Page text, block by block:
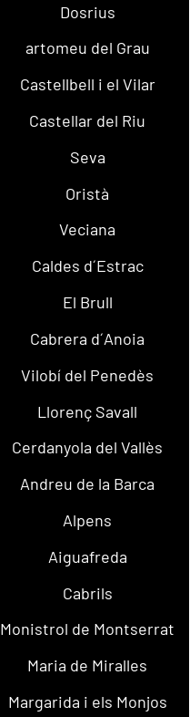
Dosrius
artomeu del Grau
Castellbell i el Vilar
Castellar del Riu
Seva
Oristà
Veciana
Caldes d´Estrac
El Brull
Cabrera d´Anoia
Vilobí del Penedès
Llorenç Savall
Cerdanyola del Vallès
Andreu de la Barca
Alpens
Aiguafreda
Cabrils
Monistrol de Montserrat
Maria de Miralles
Margarida i els Monjos